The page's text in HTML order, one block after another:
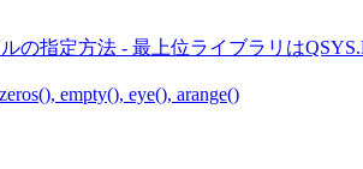
の指定方法 - 最上位ライブラリは
empty(), eye(), arange()